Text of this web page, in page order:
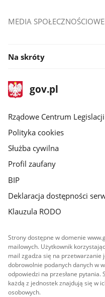
MEDIA
Na skróty
stopka
gov.plStrona
gov.pl
Rządowe Centrum Legislacji
Polityka cookies
Służba cywilna
Profil zaufany
BIP
Deklaracja dostępności
Klauzula RODO
Strony dostępne w domenie
mailowych. Użytkownik
mail zgadza się na przetwarzanie
dobrowolnie podanych danych w
odpowiedzi na przesłane pytania.
każdą z jednostek znajdują się w
osobowych.